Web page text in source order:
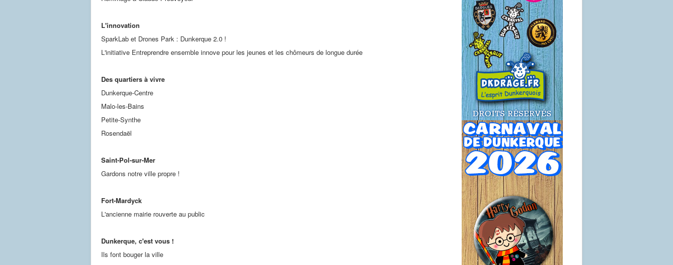
L'innovation
SparkLab et Drones Park : Dunkerque 2.0 !
L'initiative Entreprendre ensemble innove pour les jeunes et les chômeurs de longue durée
Des quartiers à vivre
Dunkerque-Centre
Malo-les-Bains
Petite-Synthe
Rosendaël
Saint-Pol-sur-Mer
Gardons notre ville propre !
Fort-Mardyck
L'ancienne mairie rouverte au public
Dunkerque, c'est vous !
Ils font bouger la ville